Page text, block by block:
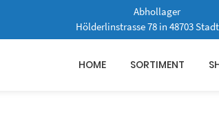
Abhollager
Hölderlinstrasse 78 in 48703
HOME SORTIMENT